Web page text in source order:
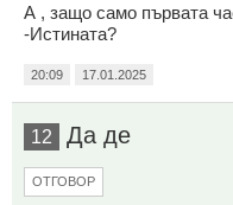
А , защо само първата
-Истината?
20:09 17.01.2025
12 Да де
ОТГОВОР